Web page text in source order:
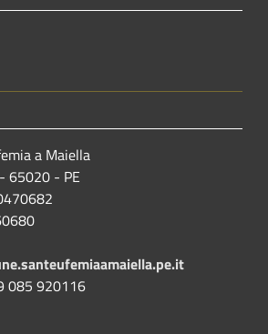
a Maiella
65020 - PE
085 920116